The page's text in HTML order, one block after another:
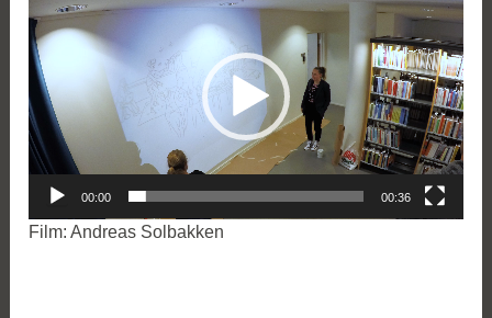
00:00 00:36
Film: Andreas Solbakken